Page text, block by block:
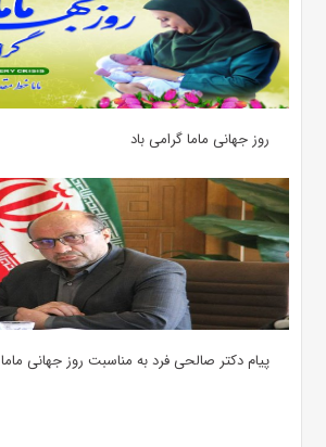
روز جهانی ماما گرامی باد
پیام دکتر صالحی فرد به مناسبت روز جهانی ماما